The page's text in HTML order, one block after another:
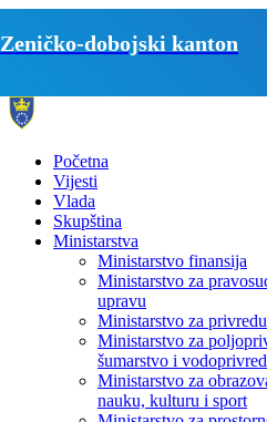
Zeničko-dobojski kanton
Početna
Vijesti
Vlada
Skupština
Ministarstva
Ministarstvo finansija
Ministarstvo za
upravu
Ministarstvo za privredu
Ministarstvo za
šumarstvo i
Ministarstvo za
nauku, kulturu i sport